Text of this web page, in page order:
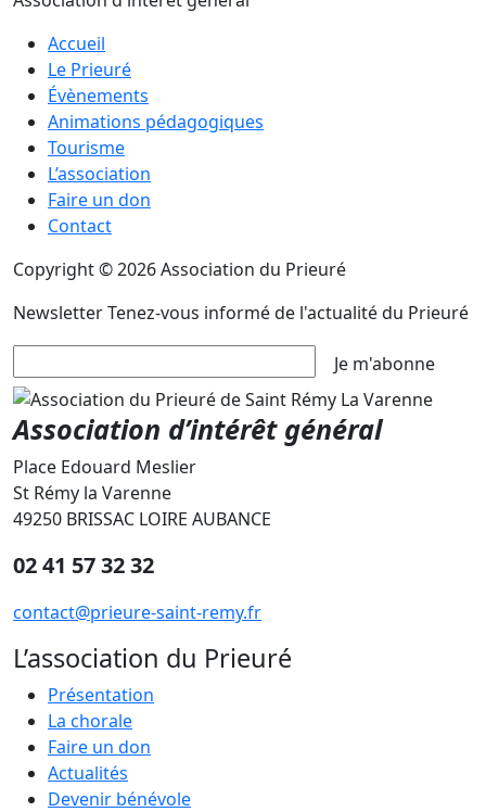
Accueil
Le Prieuré
Évènements
Animations pédagogiques
Tourisme
L’association
Faire un don
Contact
Copyright © 2026 Association du Prieuré
NewsletterTenez-vous informé de l'actualité du Prieuré
Je m'abonne
Association d’intérêt général
Place Edouard Meslier
St Rémy la Varenne
49250 BRISSAC LOIRE AUBANCE
02 41 57 32 32
contact@prieure-saint-remy.fr
L’association du Prieuré
Présentation
La chorale
Faire un don
Actualités
Devenir bénévole